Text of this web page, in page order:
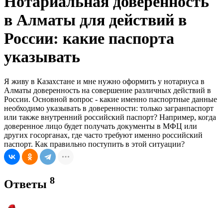
в Алматы для действий в
России: какие паспорта
указывать
Я живу в Казахстане и мне нужно оформить у нотариуса в
Алматы доверенность на совершение различных действий в
России. Основной вопрос - какие именно паспортные данные
необходимо указывать в доверенности: только загранпаспорт
или также внутренний российский паспорт? Например, когда
доверенное лицо будет получать документы в МФЦ или
других госорганах, где часто требуют именно российский
паспорт. Как правильно поступить в этой ситуации?
Ответы 8